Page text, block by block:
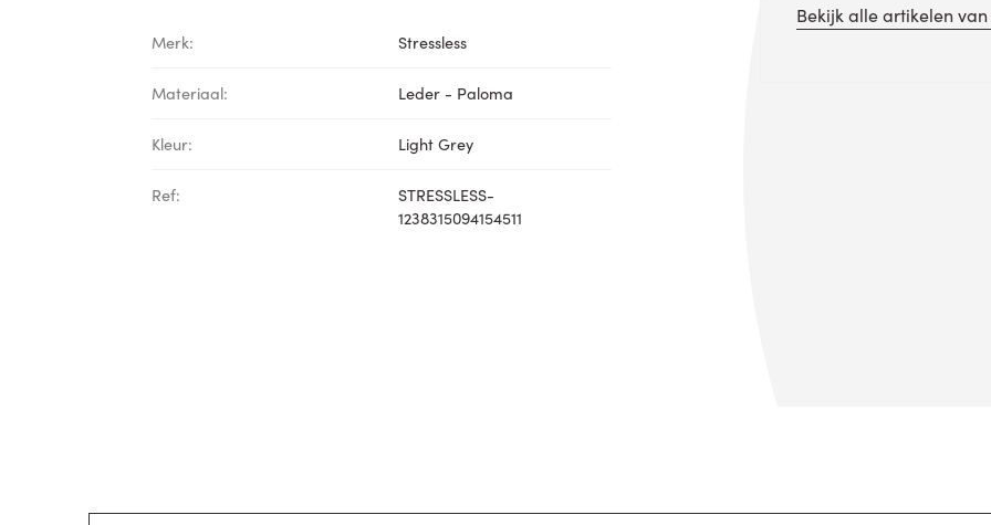
Merk: Stressless
Materiaal: Leder - Paloma
Kleur: Light Grey
Ref:
STRESSLESS-
1238315094154511
Bekijk alle artikelen van